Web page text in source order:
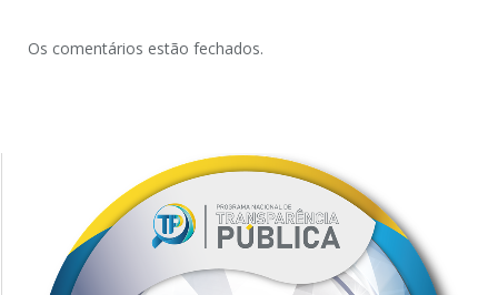
Os comentários estão fechados.